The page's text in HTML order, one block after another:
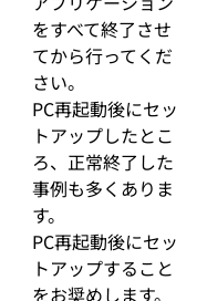
をすべて終了させ
てから行ってくだ
さい。
PC再起動後にセッ
トアップしたとこ
ろ、正常終了した
事例も多くありま
す。
PC再起動後にセッ
トアップすること
をお奨めします。